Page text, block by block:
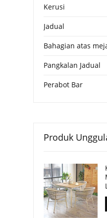
Kerusi
Jadual
Bahagian atas
Pangkalan Jadual
Perabot Bar
Produk